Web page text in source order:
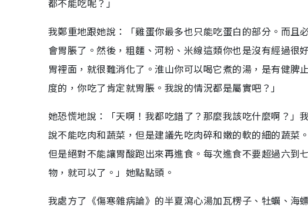
都不能吃呢？」
我鄭重地跟她說：「雞蛋你最多也只能吃蛋白的部分。而且
會胃脹了。然後，粗麵、河粉、米線這類你也是沒有經過
胃裡面，就很難消化了。淮山你可以喝它煮的湯，是有健
度的，你吃了肯定就胃脹。我說的情況都是屬實吧？」
她恐慌地說：「天啊！我都吃錯了？那麼我該吃什麼啊？
說不能吃肉和蔬菜，但是建議先吃肉碎和嫩的軟的細的蔬菜
但是絕對不能讓胃酸跑出來再進食。每次進食不要超過六
物，就可以了。」她點點頭。
我處方了《傷寒雜病論》的半夏瀉心湯加瓦楞子、牡蠣、海